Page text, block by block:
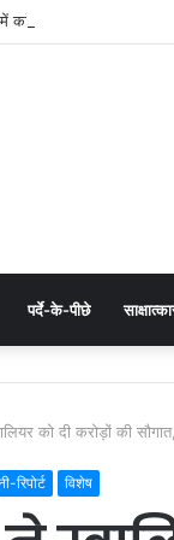
कांग्रेस की जीत में
पर्दे-के-पीछे
को दी करोड़ों की
रिपोर्ट विशेष